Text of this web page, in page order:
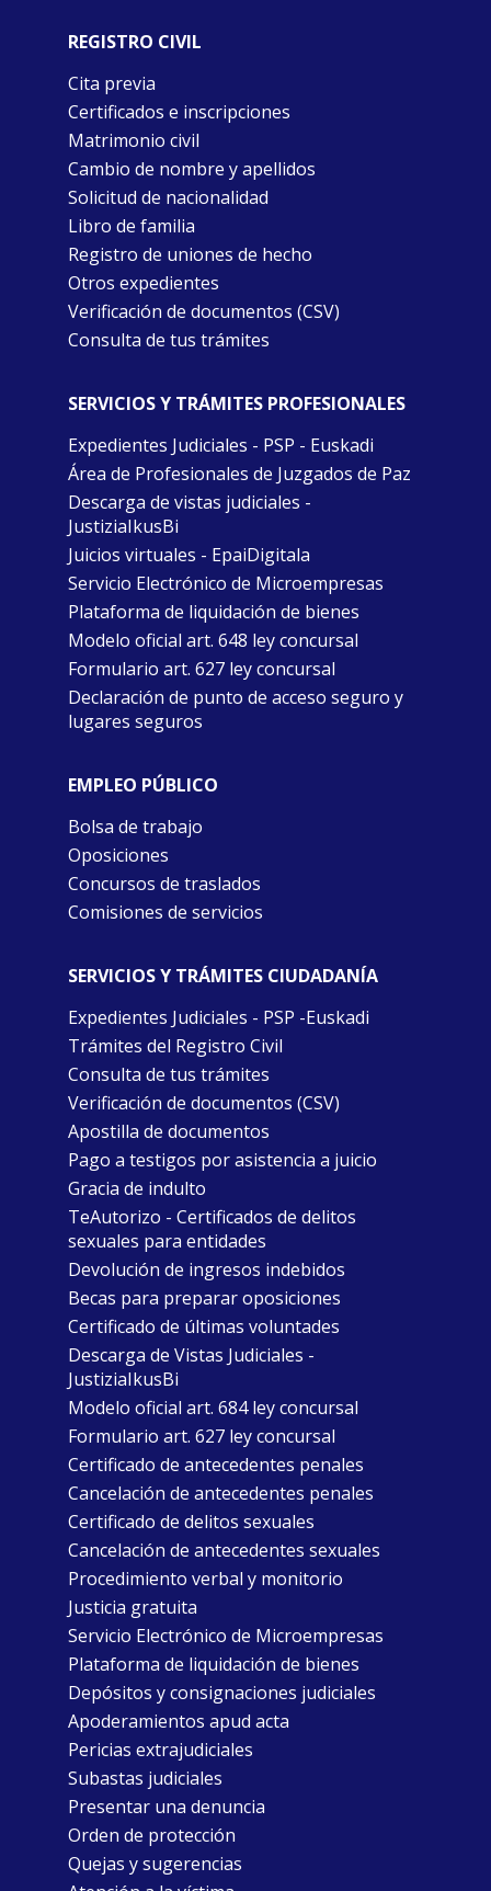
REGISTRO CIVIL
Cita previa
Certificados e inscripciones
Matrimonio civil
Cambio de nombre y apellidos
Solicitud de nacionalidad
Libro de familia
Registro de uniones de hecho
Otros expedientes
Verificación de documentos (CSV)
Consulta de tus trámites
SERVICIOS Y TRÁMITES PROFESIONALES
Expedientes Judiciales - PSP - Euskadi
Área de Profesionales de Juzgados de Paz
Descarga de vistas judiciales -
JustiziaIkusBi
Juicios virtuales - EpaiDigitala
Servicio Electrónico de Microempresas
Plataforma de liquidación de bienes
Modelo oficial art. 648 ley concursal
Formulario art. 627 ley concursal
Declaración de punto de acceso seguro y
lugares seguros
EMPLEO PÚBLICO
Bolsa de trabajo
Oposiciones
Concursos de traslados
Comisiones de servicios
SERVICIOS Y TRÁMITES CIUDADANÍA
Expedientes Judiciales - PSP -Euskadi
Trámites del Registro Civil
Consulta de tus trámites
Verificación de documentos (CSV)
Apostilla de documentos
Pago a testigos por asistencia a juicio
Gracia de indulto
TeAutorizo - Certificados de delitos
sexuales para entidades
Devolución de ingresos indebidos
Becas para preparar oposiciones
Certificado de últimas voluntades
Descarga de Vistas Judiciales -
JustiziaIkusBi
Modelo oficial art. 684 ley concursal
Formulario art. 627 ley concursal
Certificado de antecedentes penales
Cancelación de antecedentes penales
Certificado de delitos sexuales
Cancelación de antecedentes sexuales
Procedimiento verbal y monitorio
Justicia gratuita
Servicio Electrónico de Microempresas
Plataforma de liquidación de bienes
Depósitos y consignaciones judiciales
Apoderamientos apud acta
Pericias extrajudiciales
Subastas judiciales
Presentar una denuncia
Orden de protección
Quejas y sugerencias